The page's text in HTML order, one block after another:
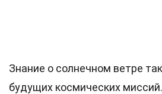
Знание о солнечном ветре
будущих космических